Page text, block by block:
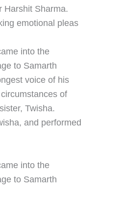
Harshit Sharma.
emotional pleas
into the
to Samarth
voice of his
of
Twisha.
and performed
into the
to Samarth